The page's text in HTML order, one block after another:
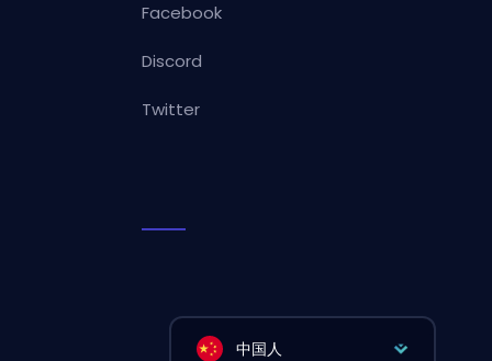
Facebook
Discord
Twitter
中国人